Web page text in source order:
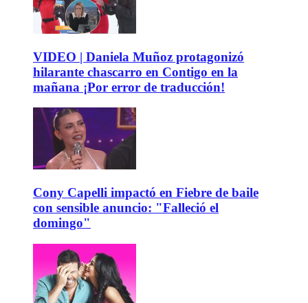
VIDEO | Daniela Muñoz protagonizó
hilarante chascarro en Contigo en la
mañana ¡Por error de traducción!
Cony Capelli impactó en Fiebre de baile
con sensible anuncio: "Falleció el
domingo"